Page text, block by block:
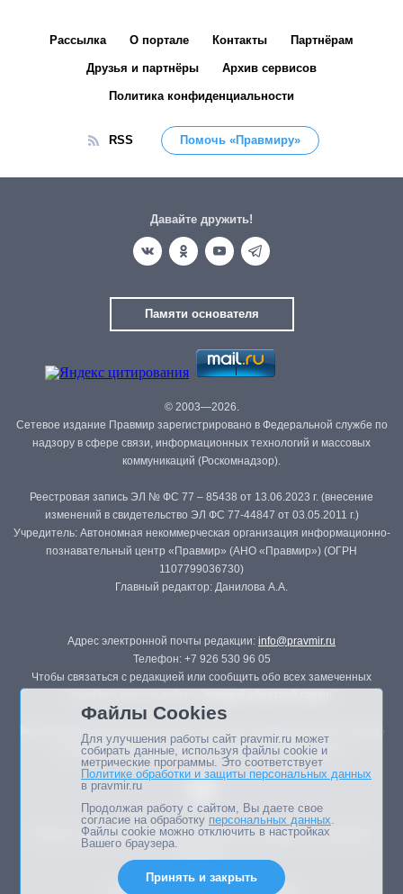
Рассылка О портале Контакты Партнёрам
Друзья и партнёры Архив сервисов
Политика конфиденциальности
RSS Помочь «Правмиру»
Давайте дружить!
Памяти основателя
© 2003—2026.
Сетевое издание Правмир зарегистрировано в Федеральной службе по
надзору в сфере связи, информационных технологий и массовых
коммуникаций (Роскомнадзор).
Реестровая запись ЭЛ № ФС 77 – 85438 от 13.06.2023 г. (внесение
изменений в свидетельство ЭЛ ФС 77-44847 от 03.05.2011 г.)
Учредитель: Автономная некоммерческая организация информационно-
познавательный центр «Правмир» (АНО «Правмир») (ОГРН
1107799036730)
Главный редактор: Данилова А.А.
Адрес электронной почты редакции: info@pravmir.ru
Телефон: +7 926 530 96 05
Чтобы связаться с редакцией или сообщить обо всех замеченных
Републикация материалов сайта в печатных изданиях (книгах, прессе)
возможна только с письменного разрешения редакции.
Мнение авторов статей портала может не совпадать с позицией
Дизайн сайта -
Файлы Cookies
Для улучшения работы сайт pravmir.ru может
собирать данные, используя файлы cookie и
метрические программы. Это соответствует
Политике обработки и защиты персональных данных
в pravmir.ru
Продолжая работу с сайтом, Вы даете свое
согласие на обработку персональных данных.
Файлы cookie можно отключить в настройках
Вашего браузера.
Принять и закрыть